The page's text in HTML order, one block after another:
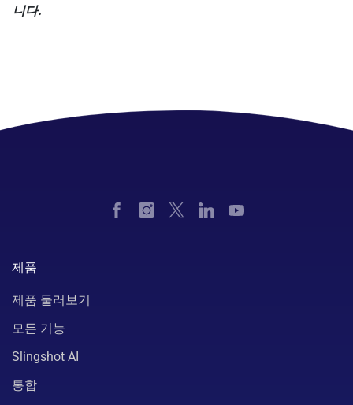
니다.
제품
제품 둘러보기
모든 기능
Slingshot AI
통합